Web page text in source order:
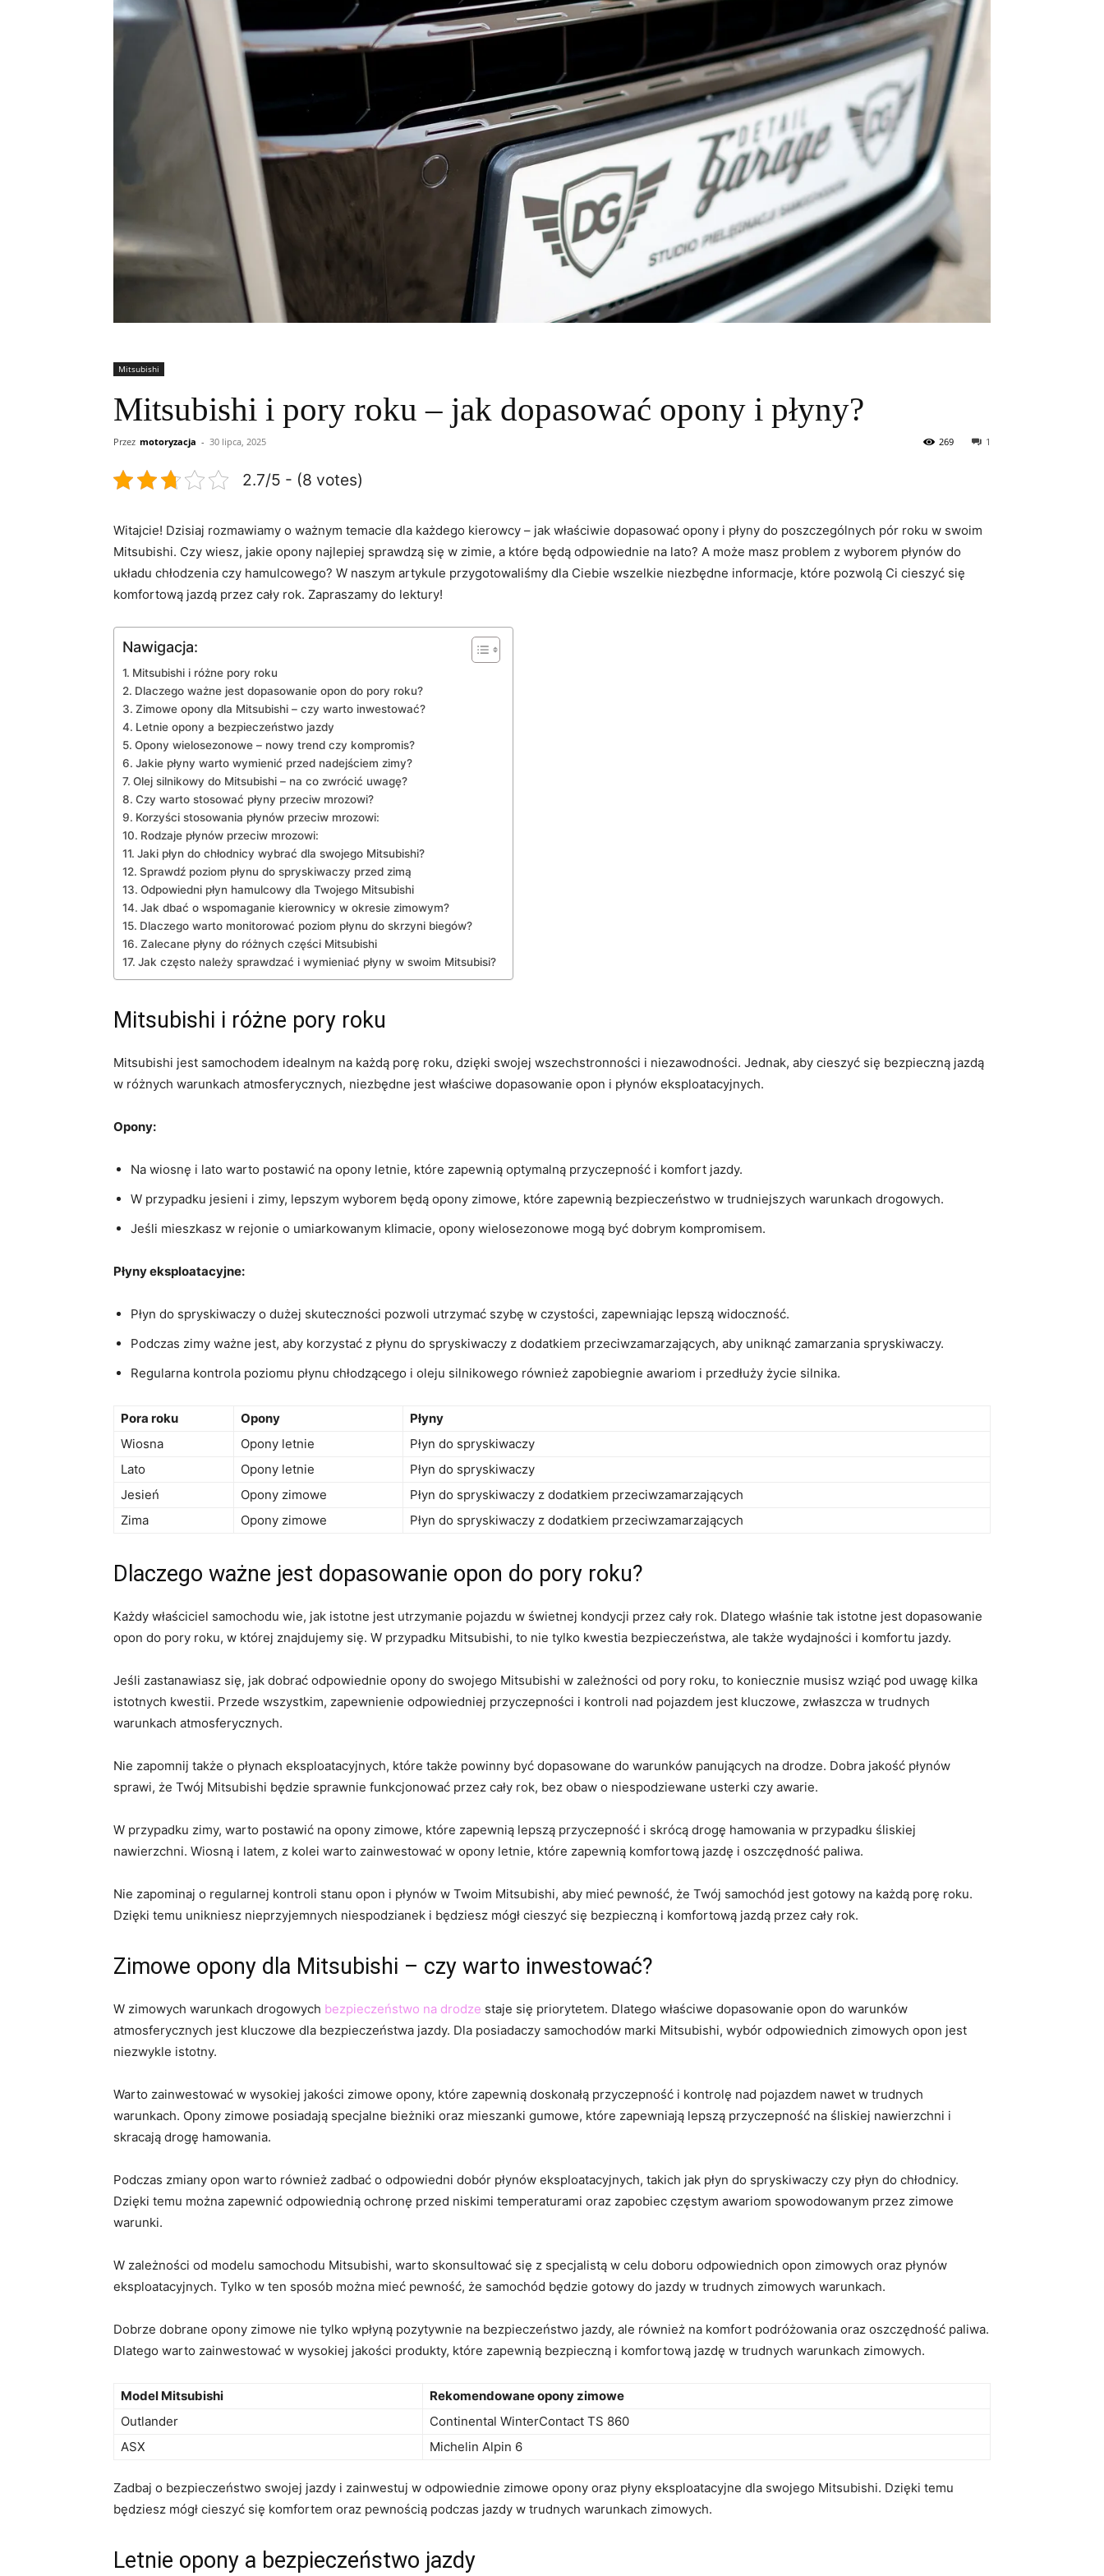
Mitsubishi
Mitsubishi i pory roku – jak dopasować opony i płyny?
Przez motoryzacja - 30 lipca, 2025 1
269
2.7/5 - (8 votes)
Witajcie! ⁣Dzisiaj rozmawiamy⁤ o ważnym ⁤temacie dla każdego kierowcy – jak właściwie dopasować opony i płyny do poszczególnych pór ​roku w⁢ swoim
Mitsubishi. Czy wiesz, jakie opony najlepiej sprawdzą ⁣się w ⁣zimie, a które będą odpowiednie na lato?⁤ A może masz problem z wyborem płynów do
układu chłodzenia czy hamulcowego? W naszym artykule przygotowaliśmy dla Ciebie wszelkie niezbędne informacje,⁢ które‌ pozwolą Ci cieszyć się
komfortową jazdą przez cały rok. Zapraszamy ‍do lektury!
Nawigacja:
Mitsubishi​ i ​różne‍ pory roku
Dlaczego ważne jest dopasowanie opon do pory roku?
Zimowe opony dla Mitsubishi ‍– czy warto inwestować?
Letnie opony a bezpieczeństwo jazdy
Opony ‌wielosezonowe – nowy trend czy kompromis?
Jakie płyny warto wymienić przed nadejściem zimy?
Olej silnikowy do Mitsubishi – ​na co zwrócić uwagę?
Czy warto stosować płyny przeciw mrozowi?
Korzyści ⁢stosowania płynów przeciw mrozowi:
Rodzaje płynów przeciw mrozowi:
Jaki płyn do chłodnicy wybrać dla swojego Mitsubishi?
Sprawdź poziom ⁤płynu do ⁢spryskiwaczy przed zimą
Odpowiedni płyn hamulcowy dla Twojego Mitsubishi
Jak dbać ‍o wspomaganie kierownicy w okresie zimowym?
Dlaczego warto monitorować poziom płynu do skrzyni biegów?
Zalecane płyny do różnych części Mitsubishi
Jak często należy sprawdzać i wymieniać płyny w swoim Mitsubisi?
Mitsubishi​ i ​różne‍ pory roku
Mitsubishi jest samochodem idealnym na ​każdą porę roku, dzięki swojej wszechstronności i niezawodności. Jednak, aby cieszyć się bezpieczną jazdą
w różnych ​warunkach atmosferycznych, niezbędne​ jest właściwe dopasowanie opon i płynów eksploatacyjnych.
Opony:
Na wiosnę i lato ‍warto postawić na opony letnie, które zapewnią optymalną ⁢przyczepność i‍ komfort jazdy.
W​ przypadku jesieni i zimy, lepszym wyborem będą opony zimowe, które zapewnią bezpieczeństwo w trudniejszych warunkach drogowych.
Jeśli mieszkasz⁣ w rejonie o umiarkowanym klimacie, opony wielosezonowe ​mogą być dobrym kompromisem.
Płyny ⁢eksploatacyjne:
Płyn do spryskiwaczy o dużej skuteczności ⁣pozwoli utrzymać szybę ⁣w czystości, zapewniając lepszą ⁣widoczność.
Podczas zimy ważne jest, aby korzystać z płynu do spryskiwaczy z dodatkiem przeciwzamarzających, aby uniknąć zamarzania spryskiwaczy.
Regularna kontrola poziomu płynu chłodzącego i​ oleju silnikowego również​ zapobiegnie awariom i przedłuży życie silnika.
Pora roku Opony
Płyny
Wiosna
Opony letnie
Płyn do spryskiwaczy
Lato
Opony letnie
Płyn do spryskiwaczy
Jesień
Opony zimowe
Płyn do spryskiwaczy z dodatkiem przeciwzamarzających
Zima
Opony zimowe Płyn do spryskiwaczy z dodatkiem przeciwzamarzających
Dlaczego ważne jest dopasowanie opon do pory roku?
Każdy właściciel samochodu​ wie, jak istotne ‌jest utrzymanie pojazdu w świetnej kondycji przez‍ cały rok. Dlatego właśnie tak istotne jest dopasowanie
opon do pory roku, w której znajdujemy się. W przypadku Mitsubishi, ⁣to nie tylko kwestia bezpieczeństwa, ale także wydajności​ i komfortu jazdy.
Jeśli zastanawiasz się, jak⁤ dobrać odpowiednie opony do swojego Mitsubishi w zależności od pory roku, ⁤to koniecznie musisz wziąć‍ pod⁣ uwagę‌ kilka
istotnych⁢ kwestii. Przede⁤ wszystkim, zapewnienie odpowiedniej przyczepności i kontroli nad pojazdem jest kluczowe, ⁣zwłaszcza w ⁤trudnych
warunkach atmosferycznych.
Nie zapomnij także o płynach eksploatacyjnych, które także powinny być dopasowane do warunków panujących na drodze. Dobra jakość płynów
sprawi, że Twój Mitsubishi będzie sprawnie funkcjonować przez cały rok,⁣ bez obaw o‌ niespodziewane usterki czy awarie.
W przypadku zimy, warto postawić na ⁤opony zimowe, które zapewnią ⁢lepszą przyczepność i⁢ skrócą drogę hamowania w przypadku śliskiej
nawierzchni.‌ Wiosną i latem, z kolei warto zainwestować w opony letnie, które zapewnią komfortową jazdę i oszczędność paliwa.
Nie zapominaj o regularnej ​kontroli stanu‍ opon i płynów w Twoim⁢ Mitsubishi, aby mieć⁣ pewność, że Twój samochód⁢ jest gotowy⁢ na każdą porę roku.
Dzięki temu‌ unikniesz nieprzyjemnych niespodzianek i będziesz mógł cieszyć się bezpieczną i komfortową jazdą przez‍ cały​ rok.
Zimowe opony dla Mitsubishi ‍– czy warto inwestować?
W zimowych warunkach drogowych bezpieczeństwo na drodze staje ⁢się priorytetem. Dlatego‍ właściwe dopasowanie opon do⁢ warunków
atmosferycznych jest kluczowe dla​ bezpieczeństwa jazdy.​ Dla posiadaczy samochodów marki Mitsubishi, wybór⁣ odpowiednich zimowych opon jest
niezwykle istotny.
Warto zainwestować w wysokiej jakości zimowe opony, ‍które zapewnią doskonałą przyczepność i kontrolę nad pojazdem⁢ nawet w⁣ trudnych
warunkach. Opony zimowe posiadają specjalne bieżniki oraz mieszanki gumowe, które‌ zapewniają lepszą przyczepność na śliskiej nawierzchni i
skracają drogę ⁣hamowania.
Podczas zmiany opon warto również zadbać o odpowiedni dobór płynów eksploatacyjnych,​ takich jak⁢ płyn do spryskiwaczy⁤ czy płyn do chłodnicy.
Dzięki temu ​można zapewnić odpowiednią‍ ochronę przed niskimi temperaturami⁢ oraz zapobiec częstym⁤ awariom spowodowanym przez zimowe
warunki.
W zależności od modelu samochodu Mitsubishi, warto​ skonsultować się z specjalistą​ w celu doboru odpowiednich opon zimowych oraz płynów
eksploatacyjnych. Tylko‌ w ten sposób można mieć pewność, że samochód będzie gotowy do jazdy w trudnych zimowych warunkach.
Dobrze dobrane opony​ zimowe nie tylko wpłyną pozytywnie na bezpieczeństwo jazdy, ale również na komfort ​podróżowania oraz​ oszczędność paliwa.
Dlatego warto zainwestować w wysokiej jakości produkty, które zapewnią bezpieczną i komfortową jazdę w trudnych warunkach zimowych.
Model Mitsubishi
Rekomendowane opony zimowe
Outlander
Continental WinterContact TS 860
ASX
Michelin Alpin 6
Zadbaj o bezpieczeństwo swojej jazdy i zainwestuj w odpowiednie ⁣zimowe opony⁣ oraz płyny eksploatacyjne dla swojego Mitsubishi. ⁤Dzięki temu
będziesz mógł cieszyć⁤ się komfortem oraz pewnością podczas jazdy w trudnych warunkach zimowych.
Letnie opony a bezpieczeństwo jazdy